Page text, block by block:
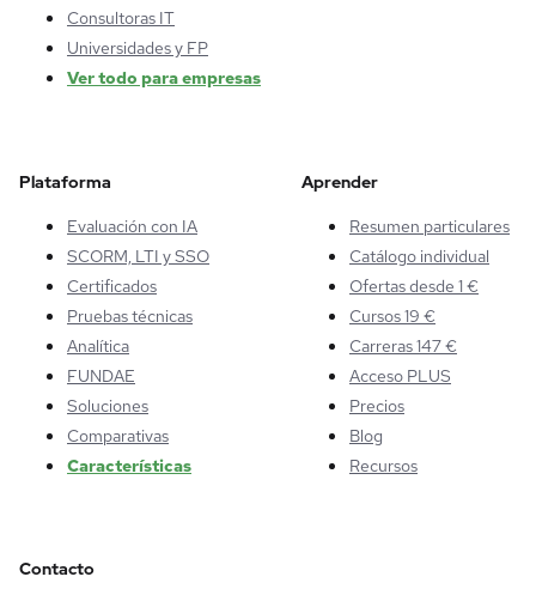
Consultoras IT
Universidades y FP
Ver todo para empresas
Plataforma
Evaluación con IA
SCORM, LTI y SSO
Certificados
Pruebas técnicas
Analítica
FUNDAE
Soluciones
Comparativas
Características
Aprender
Resumen particulares
Catálogo individual
Ofertas desde 1 €
Cursos 19 €
Carreras 147 €
Acceso PLUS
Precios
Blog
Recursos
Contacto